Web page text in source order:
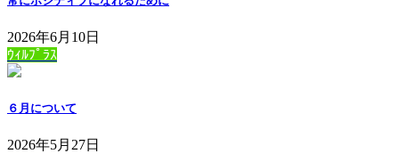
2026年6月10日
ｳｨﾙﾌﾟﾗｽ
６月について
2026年5月27日